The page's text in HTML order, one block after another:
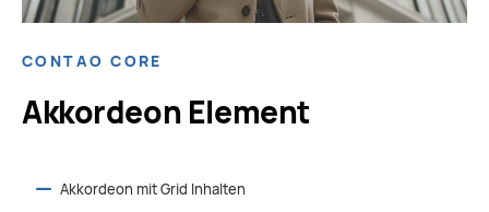
CONTAO CORE
Akkordeon Element
Akkordeon mit Grid Inhalten